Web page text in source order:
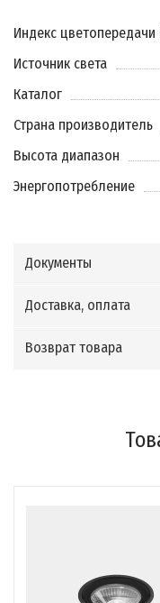
Индекс цветопередачи
Источник света
Каталог
Страна производитель
Высота диапазон
Энергопотребление
Документы
Доставка, оплата
Возврат товара